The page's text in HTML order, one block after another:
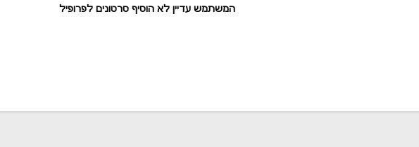
המשתמש עדיין לא הוסיף סרטונים לפרופיל